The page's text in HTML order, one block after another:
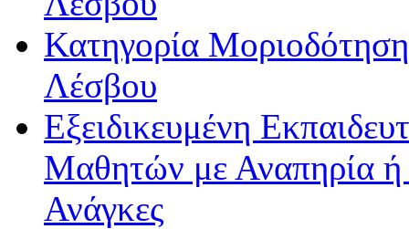
Κατηγορία
Λέσβου
Εξειδικευμένη
Μαθητών με Αναπηρία ή /
Ανάγκες